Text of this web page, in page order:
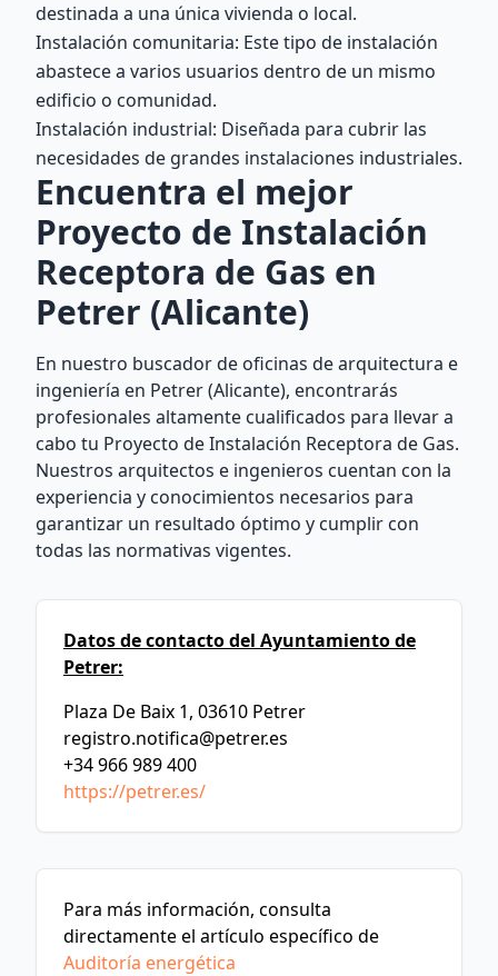
destinada a una única vivienda o local.
Instalación comunitaria: Este tipo de instalación
abastece a varios usuarios dentro de un mismo
edificio o comunidad.
Instalación industrial: Diseñada para cubrir las
necesidades de grandes instalaciones industriales.
Encuentra el mejor
Proyecto de Instalación
Receptora de Gas en
Petrer (Alicante)
En nuestro buscador de oficinas de arquitectura e
ingeniería en Petrer (Alicante), encontrarás
profesionales altamente cualificados para llevar a
cabo tu Proyecto de Instalación Receptora de Gas.
Nuestros arquitectos e ingenieros cuentan con la
experiencia y conocimientos necesarios para
garantizar un resultado óptimo y cumplir con
todas las normativas vigentes.
Datos de contacto del Ayuntamiento de
Petrer:
Plaza De Baix 1, 03610 Petrer
registro.notifica@petrer.es
+34 966 989 400
https://petrer.es/
Para más información, consulta
directamente el artículo específico de
Auditoría energética